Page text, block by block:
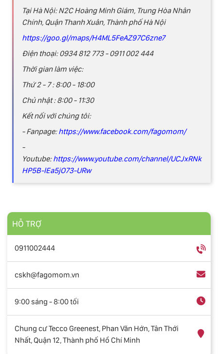
Tại Hà Nội: N2C Hoàng Minh Giám, Trung Hòa Nhân
Chính, Quận Thanh Xuân, Thành phố Hà Nội
https://goo.gl/maps/H4ML5FeAZ97C6zne7
Điện thoại: 0934 812 773 - 0911 002 444
Thời gian làm việc:
Thứ 2 - 7 : 8:00 - 18:00
Chủ nhật : 8:00 - 11:30
Kết nối với chúng tôi:
- Fanpage:https://www.facebook.com/fagomom/
-
Youtube:https://www.youtube.com/channel/UCJxRNk
HP5B-lEa5jO73-URw
HỖ TRỢ
0911002444
cskh@fagomom.vn
9:00 sáng - 8:00 tối
Chung cư Tecco Greenest, Phan Văn Hớn, Tân Thới
Nhất, Quận 12, Thành phố Hồ Chí Minh